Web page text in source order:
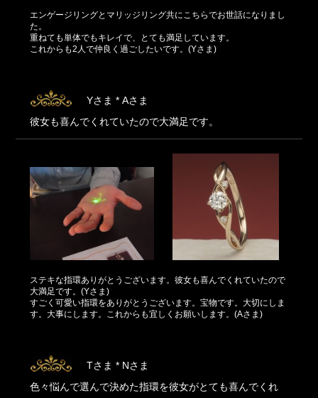
エンゲージリングとマリッジリング共にこちらでお世話になりまし
た。
重ねても単体でもキレイで、とても満足しています。
これからも2人で仲良く過ごしたいです。(Yさま)
Yさま * Aさま
彼女も喜んでくれていたので大満足です。
ステキな指環ありがとうございます。彼女も喜んでくれていたので
大満足です。(Yさま)
すごく可愛い指環をありがとうございます。宝物です。大切にしま
す。大事にします。これからも宜しくお願いします。(Aさま)
Tさま * Nさま
色々悩んで選んで決めた指環を彼女がとても喜んでくれ